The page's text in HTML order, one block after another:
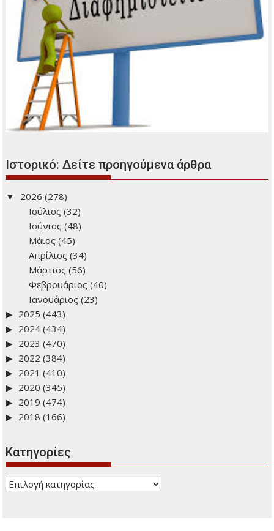
Ιστορικό: Δείτε προηγούμενα άρθρα
2026 (278)
Ιούλιος (32)
Ιούνιος (48)
Μάιος (45)
Απρίλιος (34)
Μάρτιος (56)
Φεβρουάριος (40)
Ιανουάριος (23)
2025 (443)
2024 (434)
2023 (470)
2022 (384)
2021 (410)
2020 (345)
2019 (474)
2018 (166)
Kατηγορίες
Kατηγορίες